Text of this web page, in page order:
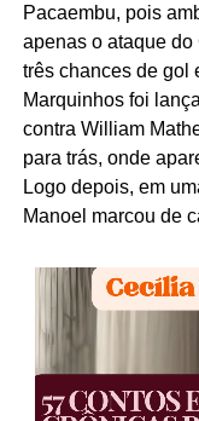
Pacaembu, pois
apenas o ataque do
três chances de gol
Marquinhos foi
contra William
para trás, onde
Logo depois, em
Manoel marcou de